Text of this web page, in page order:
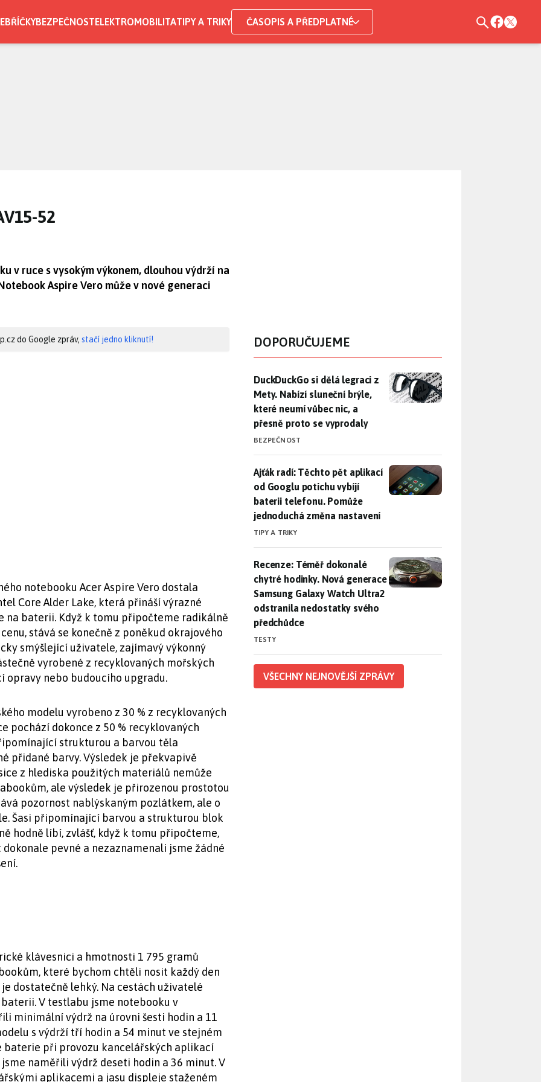
BEZPEČNOSTELEKTROMOBILITATIPY A TRIKY ČASOPIS A PŘEDPLATNÉ
52
v ruce s vysokým výkonem, dlouhou výdrží na
Aspire Vero může v nové generaci
do Google zpráv, stačí jedno kliknutí!
notebooku Acer Aspire Vero dostala
Core Alder Lake, která přináší výrazné
na baterii. Když k tomu připočteme radikálně
stává se konečně z poněkud okrajového
smýšlející uživatele, zajímavý výkonný
vyrobené z recyklovaných mořských
opravy nebo budoucího upgradu.
modelu vyrobeno z 30 % z recyklovaných
pochází dokonce z 50 % recyklovaných
strukturou a barvou těla
přidané barvy. Výsledek je překvapivě
z hlediska použitých materiálů nemůže
ale výsledek je přirozenou prostotou
pozornost nablýskaným pozlátkem, ale o
Šasi připomínající barvou a strukturou blok
hodně líbí, zvlášť, když k tomu připočteme,
pevné a nezaznamenali jsme žádné
klávesnici a hmotnosti 1 795 gramů
které bychom chtěli nosit každý den
dostatečně lehký. Na cestách uživatelé
V testlabu jsme notebooku v
minimální výdrž na úrovni šesti hodin a 11
s výdrží tří hodin a 54 minut ve stejném
baterie při provozu kancelářských aplikací
naměřili výdrž deseti hodin a 36 minut. V
aplikacemi a jasu displeje staženém
DOPORUČUJEME
DuckDuckGo si dělá legraci z Mety. Nabízí sluneční brýle, které
DuckDuckGo si dělá legraci z
Mety. Nabízí sluneční brýle,
které neumí vůbec nic, a
přesně proto se vyprodaly
BEZPEČNOST
Ajťák radí: Těchto pět aplikací od Googlu potichu vybíjí baterii
Ajťák radí: Těchto pět aplikací
od Googlu potichu vybíjí
baterii telefonu. Pomůže
jednoduchá změna nastavení
TIPY A TRIKY
Recenze: Téměř dokonalé chytré hodinky. Nová generace
Recenze: Téměř dokonalé
chytré hodinky. Nová generace
Samsung Galaxy Watch Ultra2
odstranila nedostatky svého
předchůdce
TESTY
VŠECHNY NEJNOVĚJŠÍ ZPRÁVY